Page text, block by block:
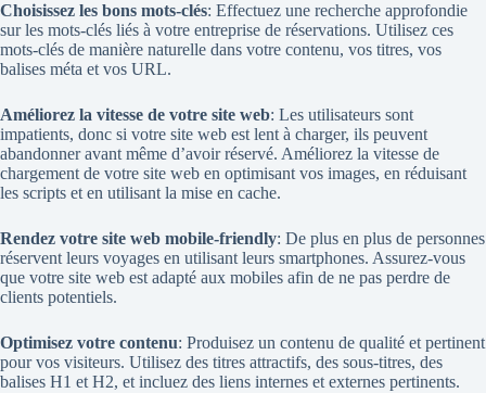
Choisissez les bons mots-clés: Effectuez une recherche approfondie
sur les mots-clés liés à votre entreprise de réservations. Utilisez ces
mots-clés de manière naturelle dans votre contenu, vos titres, vos
balises méta et vos URL.
Améliorez la vitesse de votre site web: Les utilisateurs sont
impatients, donc si votre site web est lent à charger, ils peuvent
abandonner avant même d’avoir réservé. Améliorez la vitesse de
chargement de votre site web en optimisant vos images, en réduisant
les scripts et en utilisant la mise en cache.
Rendez votre site web mobile-friendly: De plus en plus de personnes
réservent leurs voyages en utilisant leurs smartphones. Assurez-vous
que votre site web est adapté aux mobiles afin de ne pas perdre de
clients potentiels.
Optimisez votre contenu: Produisez un contenu de qualité et pertinent
pour vos visiteurs. Utilisez des titres attractifs, des sous-titres, des
balises H1 et H2, et incluez des liens internes et externes pertinents.